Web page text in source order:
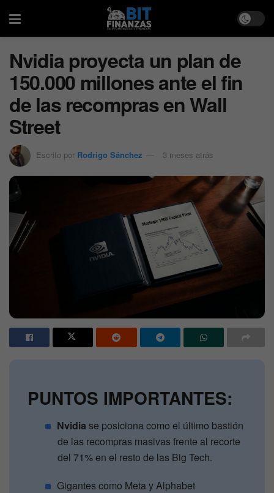
Nvidia proyecta un plan de
150.000 millones ante el fin
de las recompras en Wall
Street
Escrito por Rodrigo Sánchez 3 meses atrás
PUNTOS IMPORTANTES:
Nvidia se posiciona como el último bastión
de las recompras masivas frente al recorte
del 71% en el resto de las Big Tech.
Gigantes como Meta y Alphabet